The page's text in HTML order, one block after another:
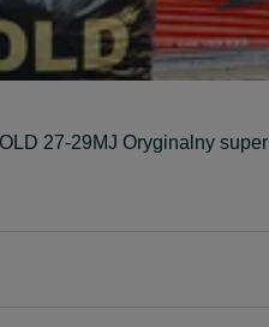
27-29MJ Oryginalny super